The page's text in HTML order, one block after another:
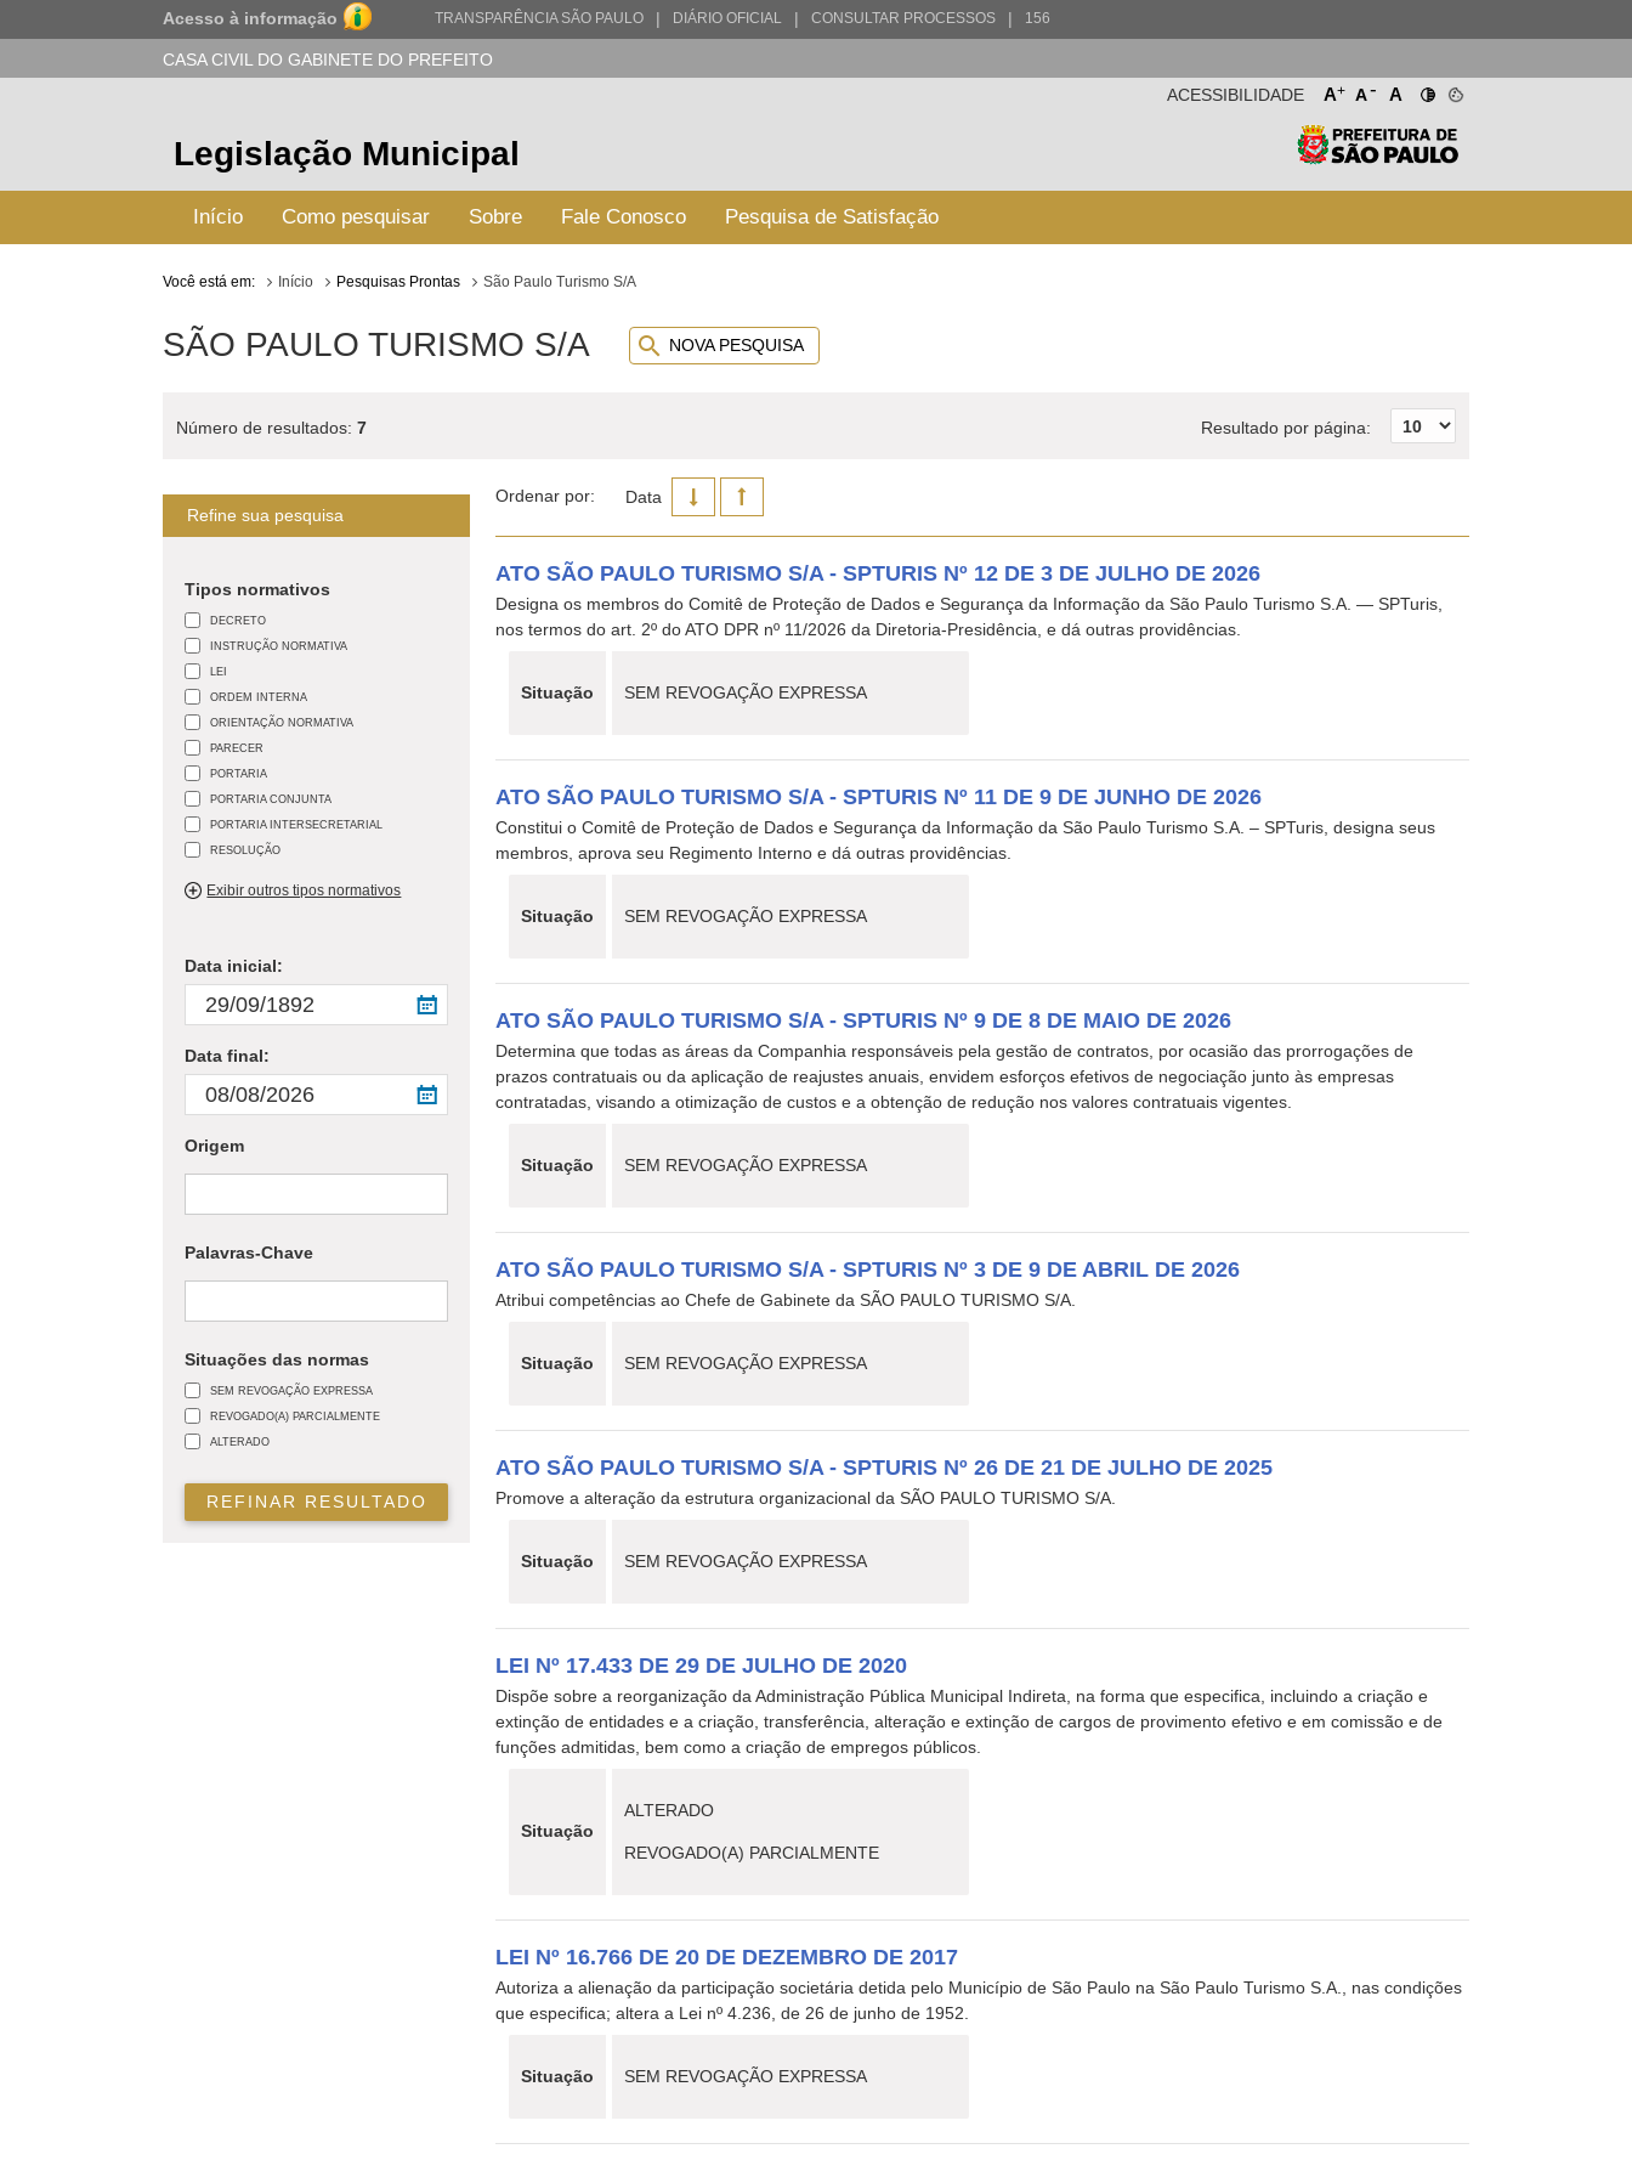
Acesso à informação TRANSPARÊNCIA SÃO PAULO | DIÁRIO OFICIAL | CONSULTAR PROCESSOS | 156
CASA CIVIL DO GABINETE DO PREFEITO
A+ A- A
ACESSIBILIDADE
Legislação Municipal
Início Como pesquisar Sobre Fale Conosco Pesquisa de Satisfação
Você está em: Início Pesquisas Prontas São Paulo Turismo S/A
SÃO PAULO TURISMO S/A NOVA PESQUISA
Número de resultados: 7 Resultado por página:
Refine sua pesquisa
Tipos normativos
DECRETO
INSTRUÇÃO NORMATIVA
LEI
ORDEM INTERNA
ORIENTAÇÃO NORMATIVA
PARECER
PORTARIA
PORTARIA CONJUNTA
PORTARIA INTERSECRETARIAL
RESOLUÇÃO
Exibir outros tipos normativos
Data inicial:
Data final:
Origem
Palavras-Chave
Situações das normas
SEM REVOGAÇÃO EXPRESSA
REVOGADO(A) PARCIALMENTE
ALTERADO
REFINAR RESULTADO
Ordenar por: Data
ATO SÃO PAULO TURISMO S/A - SPTURIS Nº 12 DE 3 DE JULHO DE 2026
Designa os membros do Comitê de Proteção de Dados e Segurança da Informação da São Paulo Turismo S.A. — SPTuris,
nos termos do art. 2º do ATO DPR nº 11/2026 da Diretoria-Presidência, e dá outras providências.
Situação SEM REVOGAÇÃO EXPRESSA
ATO SÃO PAULO TURISMO S/A - SPTURIS Nº 11 DE 9 DE JUNHO DE 2026
Constitui o Comitê de Proteção de Dados e Segurança da Informação da São Paulo Turismo S.A. – SPTuris, designa seus
membros, aprova seu Regimento Interno e dá outras providências.
Situação SEM REVOGAÇÃO EXPRESSA
ATO SÃO PAULO TURISMO S/A - SPTURIS Nº 9 DE 8 DE MAIO DE 2026
Determina que todas as áreas da Companhia responsáveis pela gestão de contratos, por ocasião das prorrogações de
prazos contratuais ou da aplicação de reajustes anuais, envidem esforços efetivos de negociação junto às empresas
contratadas, visando a otimização de custos e a obtenção de redução nos valores contratuais vigentes.
Situação SEM REVOGAÇÃO EXPRESSA
ATO SÃO PAULO TURISMO S/A - SPTURIS Nº 3 DE 9 DE ABRIL DE 2026
Atribui competências ao Chefe de Gabinete da SÃO PAULO TURISMO S/A.
Situação SEM REVOGAÇÃO EXPRESSA
ATO SÃO PAULO TURISMO S/A - SPTURIS Nº 26 DE 21 DE JULHO DE 2025
Promove a alteração da estrutura organizacional da SÃO PAULO TURISMO S/A.
Situação SEM REVOGAÇÃO EXPRESSA
LEI Nº 17.433 DE 29 DE JULHO DE 2020
Dispõe sobre a reorganização da Administração Pública Municipal Indireta, na forma que especifica, incluindo a criação e
extinção de entidades e a criação, transferência, alteração e extinção de cargos de provimento efetivo e em comissão e de
funções admitidas, bem como a criação de empregos públicos.
Situação
ALTERADO
REVOGADO(A) PARCIALMENTE
LEI Nº 16.766 DE 20 DE DEZEMBRO DE 2017
Autoriza a alienação da participação societária detida pelo Município de São Paulo na São Paulo Turismo S.A., nas condições
que especifica; altera a Lei nº 4.236, de 26 de junho de 1952.
Situação SEM REVOGAÇÃO EXPRESSA